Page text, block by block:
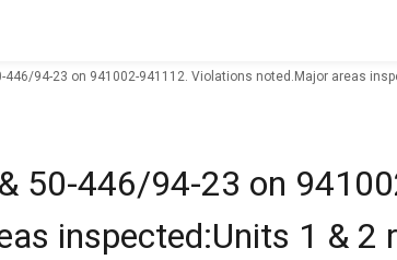
446/94-23 on 941002-941112. Violations noted.Major areas
50-446/94-23 on
inspected:Units 1 & 2